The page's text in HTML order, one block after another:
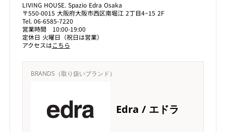
LIVING HOUSE. Spazio Edra Osaka
〒550-0015 大阪府大阪市西区南堀江 2丁目4−15 2F
Tel. 06-6585-7220
営業時間 10:00-19:00
定休日 火曜日（祝日は営業）
アクセスはこちら
BRANDS（取り扱いブランド）
Edra / エドラ